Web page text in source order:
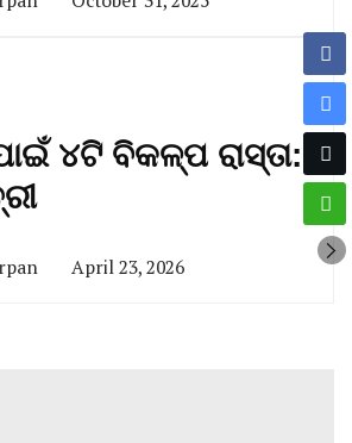
୪ଟି ବିକଳ୍ପ ରାସ୍ତା:
April 23, 2026